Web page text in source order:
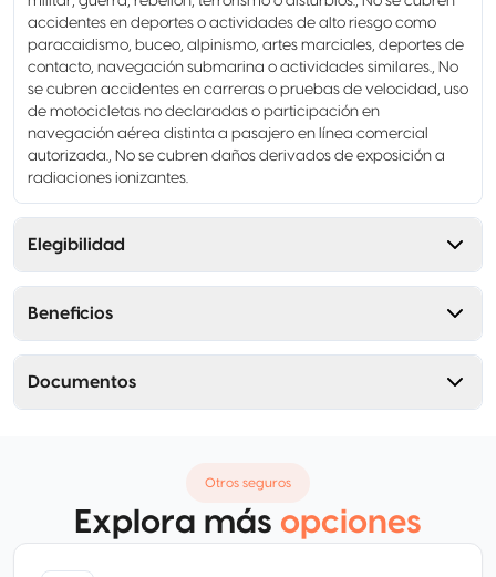
accidentes en deportes o actividades de alto riesgo como
paracaidismo, buceo, alpinismo, artes marciales, deportes de
contacto, navegación submarina o actividades similares., No
se cubren accidentes en carreras o pruebas de velocidad, uso
de motocicletas no declaradas o participación en
navegación aérea distinta a pasajero en línea comercial
autorizada., No se cubren daños derivados de exposición a
radiaciones ionizantes.
Elegibilidad
Beneficios
Documentos
Otros seguros
Explora más opciones